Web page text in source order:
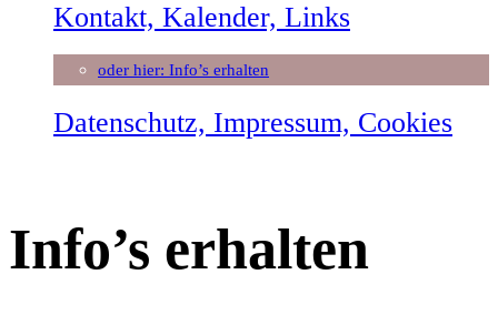
Kontakt, Kalender, Links
oder hier: Info’s erhalten
Datenschutz, Impressum, Cookies
Info’s erhalten